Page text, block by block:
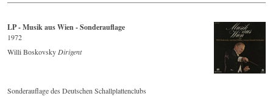
LP - Musik aus Wien - Sonderauflage
1972
Willi Boskovsky Dirigent
Sonderauflage des Deutschen Schallplattenclubs